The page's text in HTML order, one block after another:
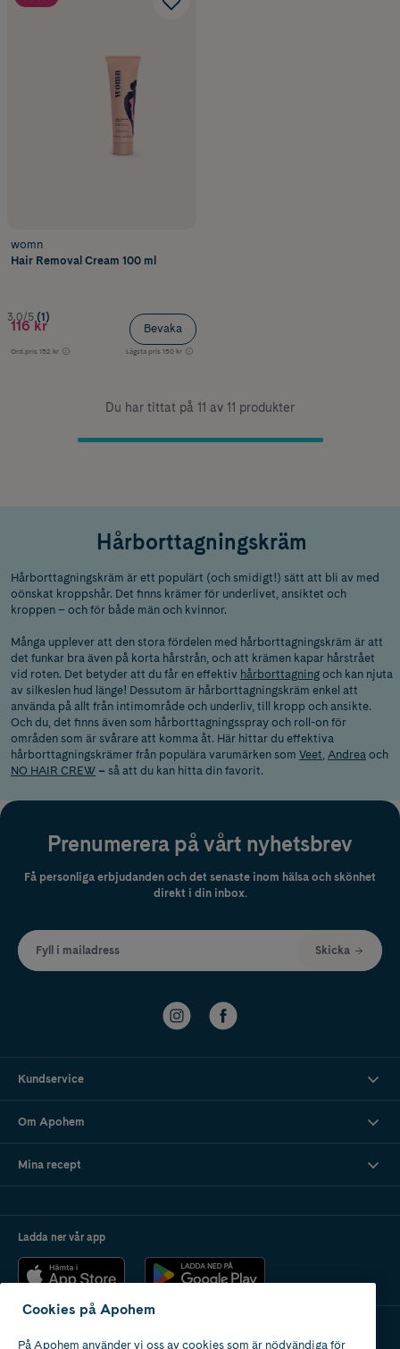
womn
Hair Removal Cream 100 ml
3.0/5 (1)
116 kr
Ord.pris 152 kr Lägsta pris 150 kr
Bevaka
Du har tittat på 11 av 11 produkter
Hårborttagningskräm
Hårborttagningskräm är ett populärt (och smidigt!) sätt att bli av med
oönskat kroppshår. Det finns krämer för underlivet, ansiktet och
kroppen – och för både män och kvinnor.
Många upplever att den stora fördelen med hårborttagningskräm är att
det funkar bra även på korta hårstrån, och att krämen kapar hårstrået
vid roten. Det betyder att du får en effektiv hårborttagning och kan njuta
av silkeslen hud länge! Dessutom är hårborttagningskräm enkel att
använda på allt från intimområde och underliv, till kropp och ansikte.
Och du, det finns även som hårborttagningsspray och roll-on för
områden som är svårare att komma åt. Här hittar du effektiva
hårborttagningskrämer från populära varumärken som Veet, Andrea och
NO HAIR CREW – så att du kan hitta din favorit.
Prenumerera på vårt nyhetsbrev
Få personliga erbjudanden och det senaste inom hälsa och skönhet
direkt i din inbox.
Fyll i mailadress Skicka
Kundservice
Om Apohem
Mina recept
Ladda ner vår app
Cookies på Apohem
På Apohem använder vi oss av cookies som är nödvändiga för